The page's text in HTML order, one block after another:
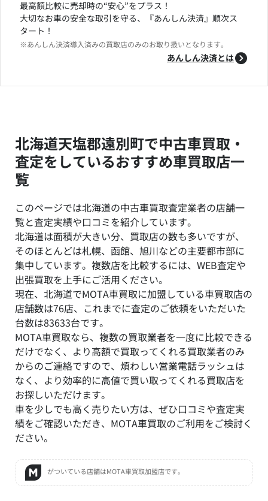
最高額比較に売却時の“安心”をプラス！
大切なお車の安全な取引を守る、『あんしん決済』順次ス
タート！
※あんしん決済導入済みの買取店のみのお取り扱いとなります。
あんしん決済とは
北海道天塩郡遠別町で中古車買取・
査定をしているおすすめ車買取店一
覧
このページでは北海道の中古車買取査定業者の店舗一
覧と査定実績や口コミを紹介しています。
北海道は面積が大きい分、買取店の数も多いですが、
そのほとんどは札幌、函館、旭川などの主要都市部に
集中しています。複数店を比較するには、WEB査定や
出張買取を上手にご活用ください。
現在、北海道でMOTA車買取に加盟している車買取店の
店舗数は76店、これまでに査定のご依頼をいただいた
台数は83633台です。
MOTA車買取なら、複数の買取業者を一度に比較できる
だけでなく、より高額で買取ってくれる買取業者のみ
からのご連絡ですので、煩わしい営業電話ラッシュは
なく、より効率的に高値で買い取ってくれる買取店を
お探しいただけます。
車を少しでも高く売りたい方は、ぜひ口コミや査定実
績をご確認いただき、MOTA車買取のご利用をご検討く
ださい。
がついている店舗はMOTA車買取加盟店です。